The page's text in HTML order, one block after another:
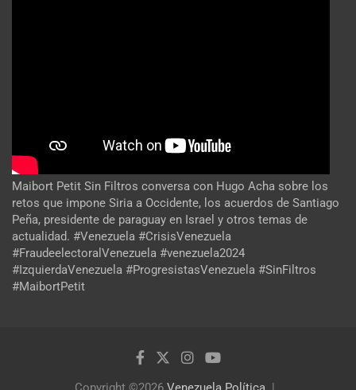
Maibort Petit Sin Filtros conversa con Hugo Acha sobre los
retos que impone Siria a Occidente, los acuerdos de Santiago
Peña, presidente de paraguay en Israel y otros temas de
actualidad. #Venezuela #CrisisVenezuela
#FraudeelectoralVenezuela #venezuela2024
#IzquierdaVenezuela #ProgresistasVenezuela #SinFiltros
#MaibortPetit